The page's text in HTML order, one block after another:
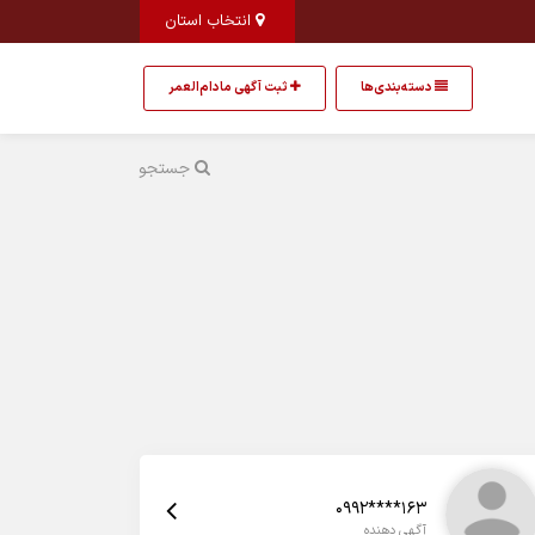
دسته‌بندی‌ها ثبت آگهی مادام‌العمر
جستجو
0992****163
آگهی دهنده